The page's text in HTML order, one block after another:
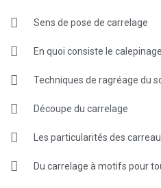
Sens de pose de carrelage
En quoi consiste le
Techniques de ragréage du
Découpe du carrelage
Les particularités des
Du carrelage à motifs pour